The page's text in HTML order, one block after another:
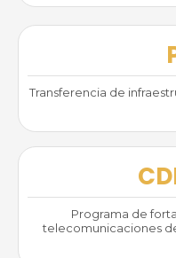
Transferencia de
Programa de
telecomunicaciones